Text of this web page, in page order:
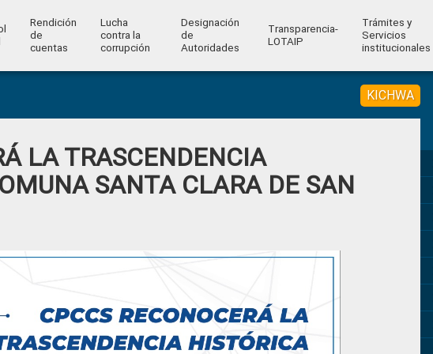
Rendición
de
cuentas
Lucha
contra la
corrupción
Designación
de
Autoridades
Transparencia-
LOTAIP
Trámites y
Servicios
institucionales
KICHWA
LA TRASCENDENCIA
SANTA CLARA DE SAN